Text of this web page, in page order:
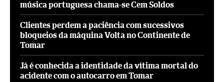
música portuguesa chama-se Cem Soldos
Clientes perdem a paciência com sucessivos
bloqueios da máquina Volta no Continente de
Tomar
Já é conhecida a identidade da vítima mortal do
acidente com o autocarro em Tomar